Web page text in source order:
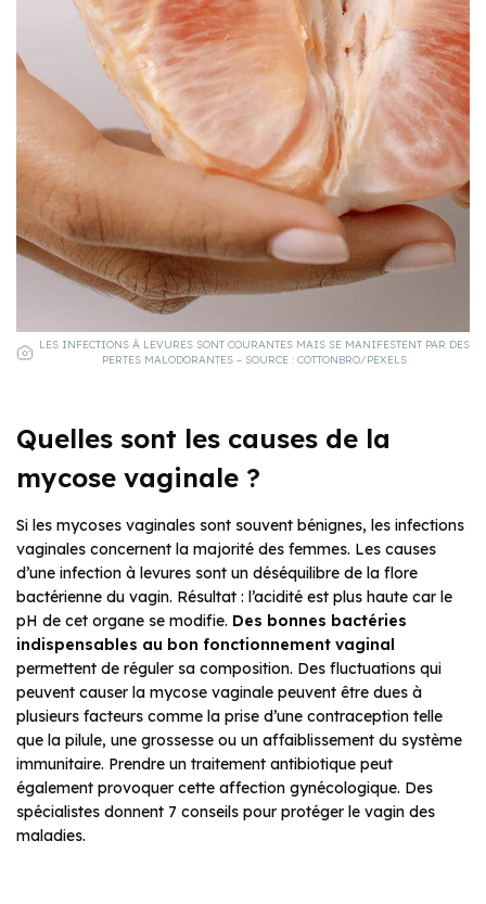
LES INFECTIONS À LEVURES SONT COURANTES MAIS SE MANIFESTENT PAR DES
PERTES MALODORANTES – SOURCE : COTTONBRO/PEXELS
Quelles sont les causes de la
mycose vaginale ?
Si les mycoses vaginales sont souvent bénignes, les infections
vaginales concernent la majorité des femmes. Les causes
d’une infection à levures sont un déséquilibre de la flore
bactérienne du vagin. Résultat : l’acidité est plus haute car le
pH de cet organe se modifie. Des bonnes bactéries
indispensables au bon fonctionnement vaginal
permettent de réguler sa composition. Des fluctuations qui
peuvent causer la mycose vaginale peuvent être dues à
plusieurs facteurs comme la prise d’une contraception telle
que la pilule, une grossesse ou un affaiblissement du système
immunitaire. Prendre un traitement antibiotique peut
également provoquer cette affection gynécologique. Des
spécialistes donnent 7 conseils pour protéger le vagin des
maladies.